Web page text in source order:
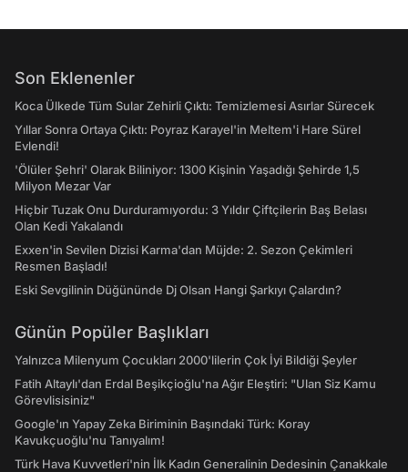
Son Eklenenler
Koca Ülkede Tüm Sular Zehirli Çıktı: Temizlemesi Asırlar Sürecek
Yıllar Sonra Ortaya Çıktı: Poyraz Karayel'in Meltem'i Hare Sürel
Evlendi!
'Ölüler Şehri' Olarak Biliniyor: 1300 Kişinin Yaşadığı Şehirde 1,5
Milyon Mezar Var
Hiçbir Tuzak Onu Durduramıyordu: 3 Yıldır Çiftçilerin Baş Belası
Olan Kedi Yakalandı
Exxen'in Sevilen Dizisi Karma'dan Müjde: 2. Sezon Çekimleri
Resmen Başladı!
Eski Sevgilinin Düğününde Dj Olsan Hangi Şarkıyı Çalardın?
Günün Popüler Başlıkları
Yalnızca Milenyum Çocukları 2000'lilerin Çok İyi Bildiği Şeyler
Fatih Altaylı'dan Erdal Beşikçioğlu'na Ağır Eleştiri: "Ulan Siz Kamu
Görevlisisiniz"
Google'ın Yapay Zeka Biriminin Başındaki Türk: Koray
Kavukçuoğlu'nu Tanıyalım!
Türk Hava Kuvvetleri'nin İlk Kadın Generalinin Dedesinin Çanakkale